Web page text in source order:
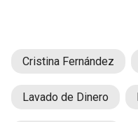
Cristina Fernández
Lavado de Dinero